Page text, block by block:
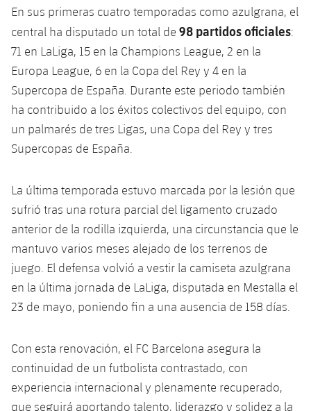
Historia
Resultados
Clasificaciones
Jugadores
Palmarés
Calendario
Resultados
Jugadores
Clasificaciones
Actualidad
Barça C
Junior
Juvenil
Infantil
Alevín
Campus Verano
PLUSICON
MÁS
Información general
plusicon
más
Noticias
Atletismo
plusicon
más
Masculino
Femenino
Agenda
Actualidad
Jugadores
Calendario
Resultados
Hockey sobre hielo
plusicon
más
Actualidad
Jugadores
Calendario
Resultados
Clasificaciones
plusicon
más
Noticias
Hockey Hierba Masculino
Hockey Hierba Femenino
plusicon
más
Actualidad
Plantilla
Agenda
Escuela de Patinaje
Rugby
Actualidad
Voleibol
En sus primeras cuatro temporadas como azulgrana, el
central ha disputado un total de 98 partidos oficiales:
71 en LaLiga, 15 en la Champions League, 2 en la
Europa League, 6 en la Copa del Rey y 4 en la
Supercopa de España. Durante este periodo también
ha contribuido a los éxitos colectivos del equipo, con
un palmarés de tres Ligas, una Copa del Rey y tres
Supercopas de España.
La última temporada estuvo marcada por la lesión que
sufrió tras una rotura parcial del ligamento cruzado
anterior de la rodilla izquierda, una circunstancia que le
mantuvo varios meses alejado de los terrenos de
juego. El defensa volvió a vestir la camiseta azulgrana
en la última jornada de LaLiga, disputada en Mestalla el
23 de mayo, poniendo fin a una ausencia de 158 días.
Con esta renovación, el FC Barcelona asegura la
continuidad de un futbolista contrastado, con
experiencia internacional y plenamente recuperado,
que seguirá aportando talento, liderazgo y solidez a la